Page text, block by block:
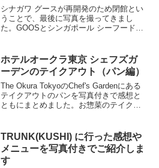
シナガワ グースが再開発のため閉館とい
うことで、最後に写真を撮ってきまし
た。GOOSとシンガポール シーフードリ
前が生まれ変わるということなので、楽
しみですね。鉄道の要所...
ホテルオークラ東京 シェフズガ
ーデンのテイクアウト（パン編）
The Okura TokyoのChef's Gardenにある
テイクアウトのパンを写真付きで感想と
ともにまとめました。お惣菜のテイクア
事を参考にしてください。ホテルの...
TRUNK(KUSHI) に行った感想や
メニューを写真付きでご紹介しま
す